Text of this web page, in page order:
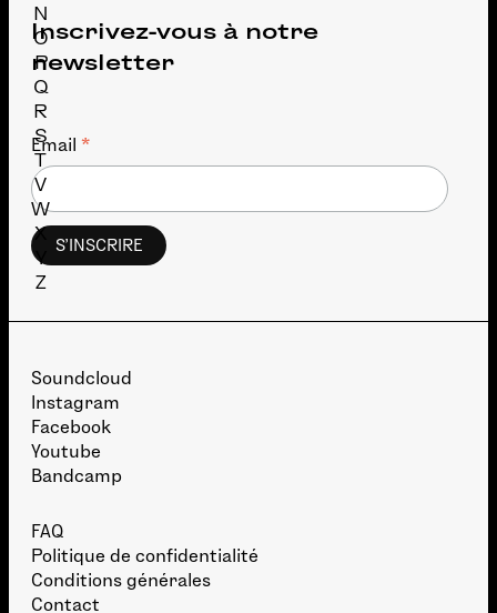
N
O
P
Q
R
S
T
V
W
X
Y
Z
Inscrivez-vous à notre
newsletter
Email *
Soundcloud
Instagram
Facebook
Youtube
Bandcamp
FAQ
Politique de confidentialité
Conditions générales
Contact